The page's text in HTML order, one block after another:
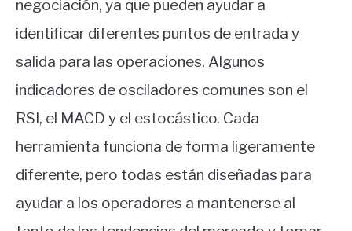
negociación, ya que pueden ayudar a
identificar diferentes puntos de entrada y
salida para las operaciones. Algunos
indicadores de osciladores comunes son el
RSI, el MACD y el estocástico. Cada
herramienta funciona de forma ligeramente
diferente, pero todas están diseñadas para
ayudar a los operadores a mantenerse al